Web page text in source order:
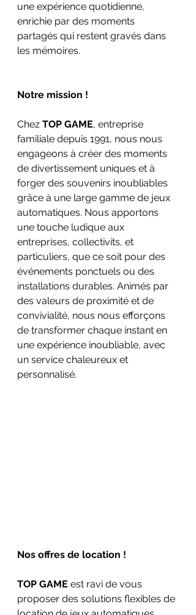
une expérience quotidienne,
enrichie par des moments
partagés qui restent gravés dans
les mémoires.
Notre mission !
Chez TOP GAME, entreprise
familiale depuis 1991, nous nous
engageons à créer des moments
de divertissement uniques et à
forger des souvenirs inoubliables
grâce à une large gamme de jeux
automatiques. Nous apportons
une touche ludique aux
entreprises, collectivits, et
particuliers, que ce soit pour des
événements ponctuels ou des
installations durables. Animés par
des valeurs de proximité et de
convivialité, nous nous efforçons
de transformer chaque instant en
une expérience inoubliable, avec
un service chaleureux et
personnalisé.
Nos offres de location !
TOP GAME est ravi de vous
proposer des solutions flexibles de